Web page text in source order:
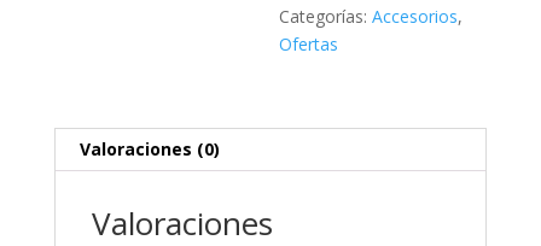
cantidad
Categorías:Accesorios,
Ofertas
Valoraciones (0)
Valoraciones